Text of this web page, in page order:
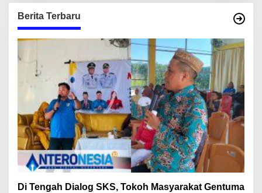
Berita Terbaru
Di Tengah Dialog SKS, Tokoh Masyarakat Gentuma